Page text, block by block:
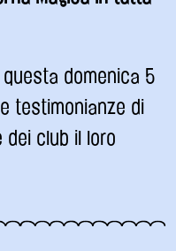
domenica 5
testimonianze di
dei club il loro